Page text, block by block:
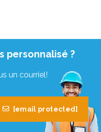
personnalisé ?
un courriel!
[email protected]